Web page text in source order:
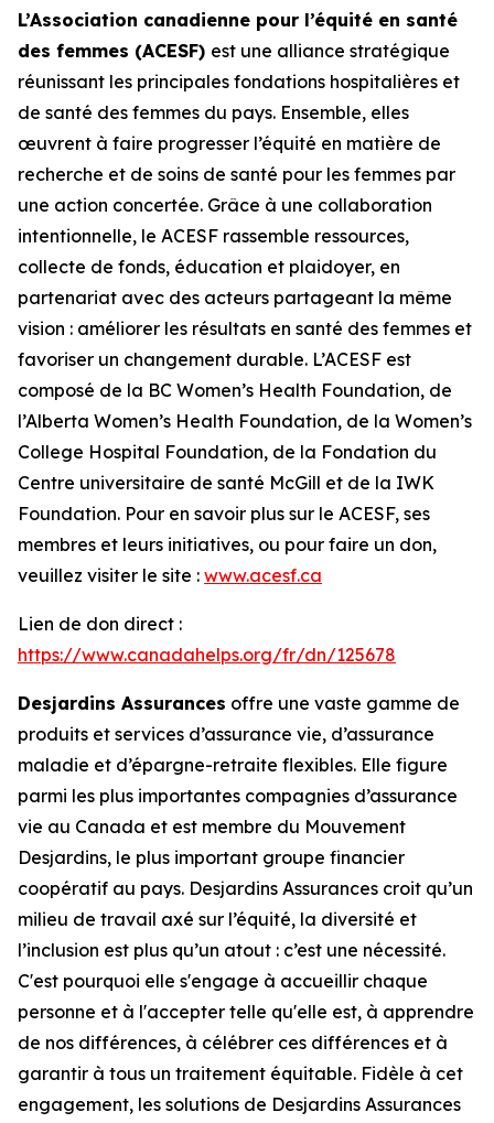
L’Association canadienne pour l’équité en santé
des femmes (ACESF) est une alliance stratégique
réunissant les principales fondations hospitalières et
de santé des femmes du pays. Ensemble, elles
œuvrent à faire progresser l’équité en matière de
recherche et de soins de santé pour les femmes par
une action concertée. Grâce à une collaboration
intentionnelle, le ACESF rassemble ressources,
collecte de fonds, éducation et plaidoyer, en
partenariat avec des acteurs partageant la même
vision : améliorer les résultats en santé des femmes et
favoriser un changement durable. L’ACESF est
composé de la BC Women’s Health Foundation, de
l’Alberta Women’s Health Foundation, de la Women’s
College Hospital Foundation, de la Fondation du
Centre universitaire de santé McGill et de la IWK
Foundation. Pour en savoir plus sur le ACESF, ses
membres et leurs initiatives, ou pour faire un don,
veuillez visiter le site : www.acesf.ca
Lien de don direct :
https://www.canadahelps.org/fr/dn/125678
Desjardins Assurances offre une vaste gamme de
produits et services d’assurance vie, d’assurance
maladie et d’épargne-retraite flexibles. Elle figure
parmi les plus importantes compagnies d’assurance
vie au Canada et est membre du Mouvement
Desjardins, le plus important groupe financier
coopératif au pays. Desjardins Assurances croit qu’un
milieu de travail axé sur l’équité, la diversité et
l’inclusion est plus qu’un atout : c’est une nécessité.
C'est pourquoi elle s'engage à accueillir chaque
personne et à l'accepter telle qu'elle est, à apprendre
de nos différences, à célébrer ces différences et à
garantir à tous un traitement équitable. Fidèle à cet
engagement, les solutions de Desjardins Assurances